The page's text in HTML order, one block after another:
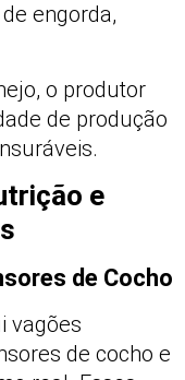
engorda,
o produtor
de produção
e
de Cocho
vagões
de cocho e